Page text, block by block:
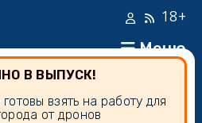
Меню
18+
В ВЫПУСК!
взять на работу для
от дронов